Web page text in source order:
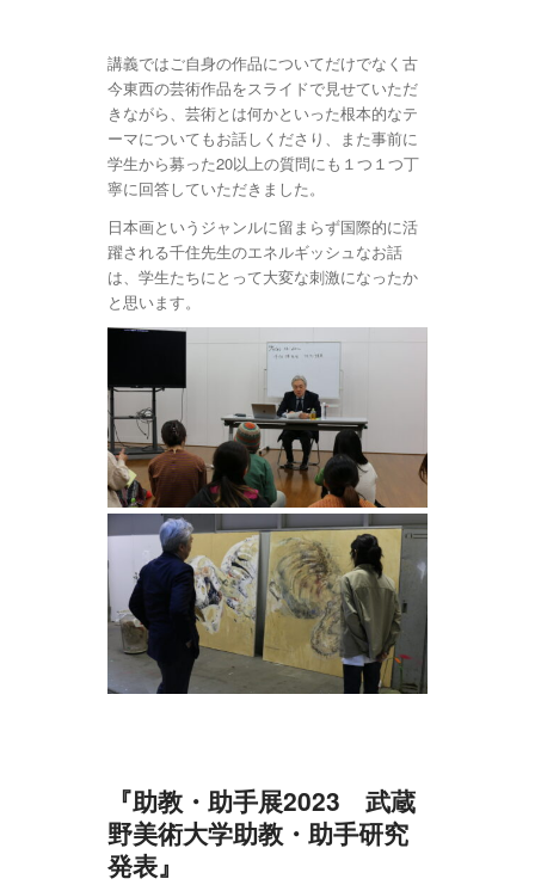
講義ではご自身の作品についてだけでなく古
今東西の芸術作品をスライドで見せていただ
きながら、芸術とは何かといった根本的なテ
ーマについてもお話しくださり、また事前に
学生から募った20以上の質問にも１つ１つ丁
寧に回答していただきました。
日本画というジャンルに留まらず国際的に活
躍される千住先生のエネルギッシュなお話
は、学生たちにとって大変な刺激になったか
と思います。
『助教・助手展2023 武蔵
野美術大学助教・助手研究
発表』